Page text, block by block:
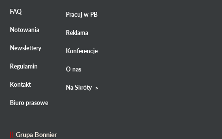
FAQ
Notowania
Newslettery
Regulamin
Kontakt
Biuro prasowe
Pracuj w PB
Reklama
Konferencje
O nas
Na Skróty
Grupa Bonnier